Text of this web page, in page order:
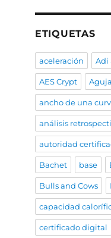
ETIQUETAS
aceleración Adi
AES Crypt
ancho de una
análisis
autoridad
Bachet base
Bulls and Cows
capacidad
certificado digital